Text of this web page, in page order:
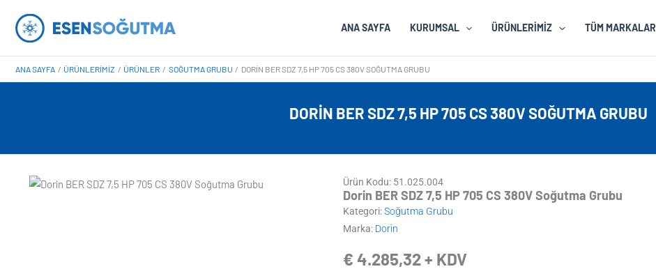
atla
ANA SAYFA KURUMSAL ÜRÜNLERIMIZ TÜM MARKALAR
ANA SAYFA ÜRÜNLERIMIZ ÜRÜNLER SOĞUTMA GRUBU DORIN BER SDZ 7,5 HP 705 CS 380V SOĞUTMA GRUBU
DORIN BER SDZ 7,5 HP 705 CS 380V SOĞUTMA GRUBU
Ürün Kodu: 51.025.004
Dorin BER SDZ 7,5 HP 705 CS 380V Soğutma Grubu
Kategori:Soğutma Grubu
Marka: Dorin
€ 4.285,32+ KDV